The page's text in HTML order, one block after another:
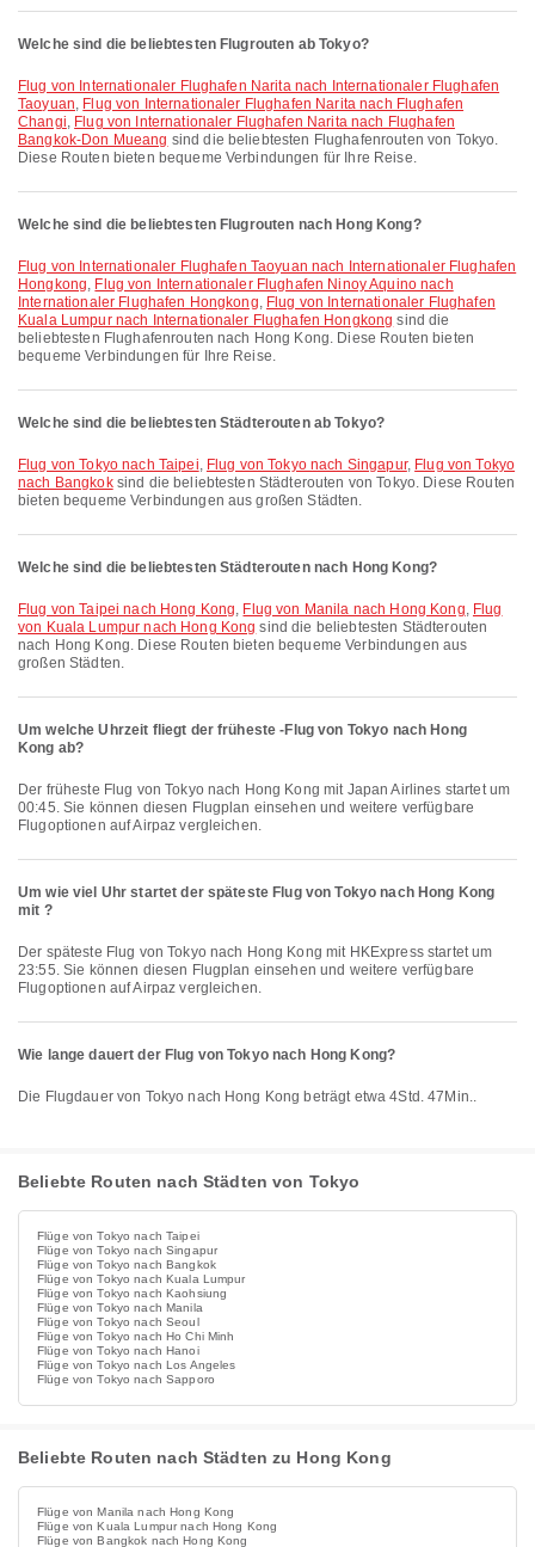
Welche sind die beliebtesten Flugrouten ab Tokyo?
Flug von Internationaler Flughafen Narita nach Internationaler Flughafen
Taoyuan, Flug von Internationaler Flughafen Narita nach Flughafen
Changi, Flug von Internationaler Flughafen Narita nach Flughafen
Bangkok-Don Mueang sind die beliebtesten Flughafenrouten von Tokyo.
Diese Routen bieten bequeme Verbindungen für Ihre Reise.
Welche sind die beliebtesten Flugrouten nach Hong Kong?
Flug von Internationaler Flughafen Taoyuan nach Internationaler Flughafen
Hongkong, Flug von Internationaler Flughafen Ninoy Aquino nach
Internationaler Flughafen Hongkong, Flug von Internationaler Flughafen
Kuala Lumpur nach Internationaler Flughafen Hongkong sind die
beliebtesten Flughafenrouten nach Hong Kong. Diese Routen bieten
bequeme Verbindungen für Ihre Reise.
Welche sind die beliebtesten Städterouten ab Tokyo?
Flug von Tokyo nach Taipei, Flug von Tokyo nach Singapur, Flug von Tokyo
nach Bangkoksind die beliebtesten Städterouten von Tokyo. Diese Routen
bieten bequeme Verbindungen aus großen Städten.
Welche sind die beliebtesten Städterouten nach Hong Kong?
Flug von Taipei nach Hong Kong, Flug von Manila nach Hong Kong, Flug
von Kuala Lumpur nach Hong Kong sind die beliebtesten Städterouten
nach Hong Kong. Diese Routen bieten bequeme Verbindungen aus
großen Städten.
Um welche Uhrzeit fliegt der früheste -Flug von Tokyo nach Hong
Kong ab?
Der früheste Flug von Tokyo nach Hong Kong mit Japan Airlines startet um
00:45. Sie können diesen Flugplan einsehen und weitere verfügbare
Flugoptionen auf Airpaz vergleichen.
Um wie viel Uhr startet der späteste Flug von Tokyo nach Hong Kong
mit ?
Der späteste Flug von Tokyo nach Hong Kong mit HKExpress startet um
23:55. Sie können diesen Flugplan einsehen und weitere verfügbare
Flugoptionen auf Airpaz vergleichen.
Wie lange dauert der Flug von Tokyo nach Hong Kong?
Die Flugdauer von Tokyo nach Hong Kong beträgt etwa 4Std. 47Min..
Beliebte Routen nach Städten von Tokyo
Flüge von Tokyo nach Taipei
Flüge von Tokyo nach Singapur
Flüge von Tokyo nach Bangkok
Flüge von Tokyo nach Kuala Lumpur
Flüge von Tokyo nach Kaohsiung
Flüge von Tokyo nach Manila
Flüge von Tokyo nach Seoul
Flüge von Tokyo nach Ho Chi Minh
Flüge von Tokyo nach Hanoi
Flüge von Tokyo nach Los Angeles
Flüge von Tokyo nach Sapporo
Beliebte Routen nach Städten zu Hong Kong
Flüge von Manila nach Hong Kong
Flüge von Kuala Lumpur nach Hong Kong
Flüge von Bangkok nach Hong Kong